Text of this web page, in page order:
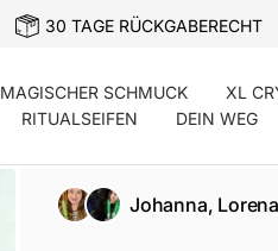
30 TAGE RÜCKGABERECHT
MAGISCHER SCHMUCK
XL
RITUALSEIFEN DEIN WEG
Johanna, Lorena